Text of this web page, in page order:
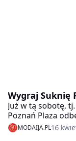
Wygraj Suknię
Już w tą sobotę,
Poznań Plaza
Suknię
Pracowni
MODAIJA.PL16